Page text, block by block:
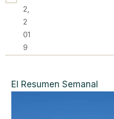
2,
2
01
9
El Resumen Semanal